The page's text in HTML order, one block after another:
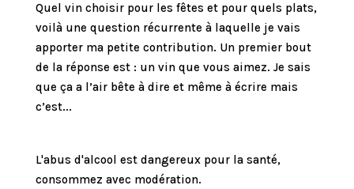
Quel vin choisir pour les fêtes et pour quels plats,
voilà une question récurrente à laquelle je vais
apporter ma petite contribution. Un premier bout
de la réponse est : un vin que vous aimez. Je sais
que ça a l’air bête à dire et même à écrire mais
c’est...
L'abus d'alcool est dangereux pour la santé,
consommez avec modération.